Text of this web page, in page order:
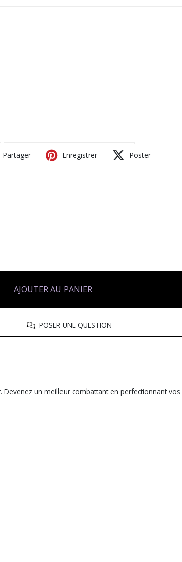
Partager Enregistrer Poster
AJOUTER AU PANIER
POSER UNE QUESTION
un meilleur combattant en perfectionnant